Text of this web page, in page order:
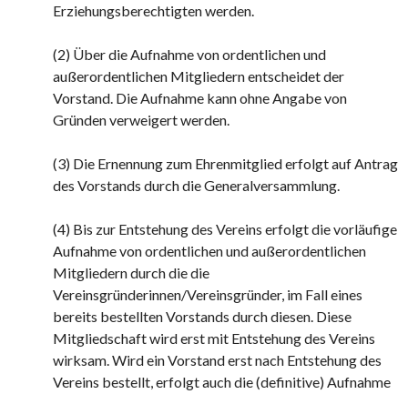
Erziehungsberechtigten werden.
(2) Über die Aufnahme von ordentlichen und
außerordentlichen Mitgliedern entscheidet der
Vorstand. Die Aufnahme kann ohne Angabe von
Gründen verweigert werden.
(3) Die Ernennung zum Ehrenmitglied erfolgt auf Antrag
des Vorstands durch die Generalversammlung.
(4) Bis zur Entstehung des Vereins erfolgt die vorläufige
Aufnahme von ordentlichen und außerordentlichen
Mitgliedern durch die die
Vereinsgründerinnen/Vereinsgründer, im Fall eines
bereits bestellten Vorstands durch diesen. Diese
Mitgliedschaft wird erst mit Entstehung des Vereins
wirksam. Wird ein Vorstand erst nach Entstehung des
Vereins bestellt, erfolgt auch die (definitive) Aufnahme